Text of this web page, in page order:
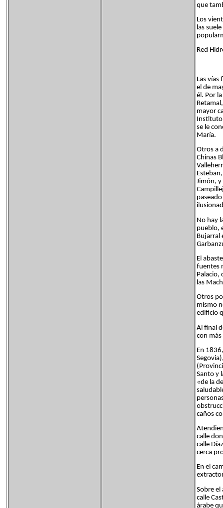
que
Los
las
Red
Las vías
el de
él. Por
mayor
se le
María.
Otros a
Chinas
Jimón, y
No hay
pueblo,
Bujarral
El
fuentes
Palacio,
las
Otros
mismo
edificio
Al final
con
En
Santo y
«de la
caños
calle
calle
cerca
En el
Sobre
calle
árabe